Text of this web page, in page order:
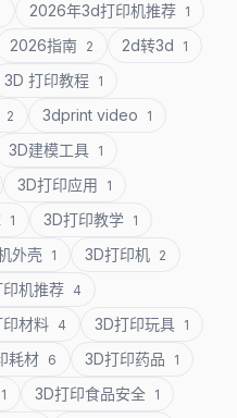
2026年3d打印机推荐 1
2026指南 2 2d转3d 1
3D 打印教程 1
2 3dprint video 1
3D建模工具 1
3D打印应用 1
1 3D打印教学 1
外壳 1 3D打印机 2
机推荐 4
材料 4 3D打印玩具 1
耗材 6 3D打印药品 1
1 3D打印食品安全 1